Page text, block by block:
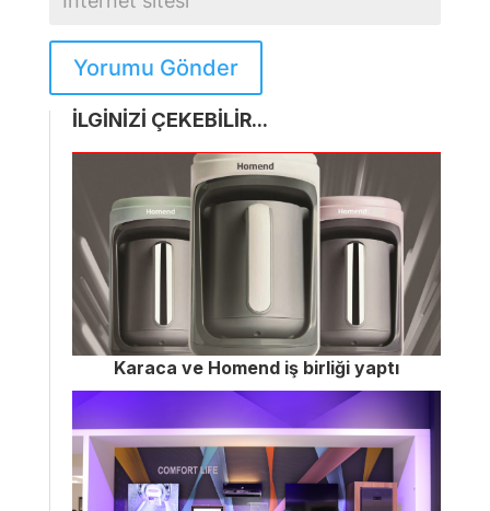
Yorumu Gönder
İLGİNİZİ ÇEKEBİLİR...
Karaca ve Homend iş birliği yaptı